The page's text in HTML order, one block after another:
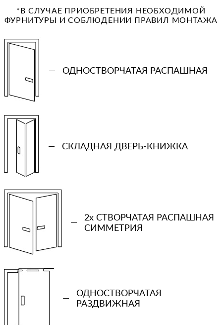
*В СЛУЧАЕ ПРИОБРЕТЕНИЯ НЕОБХОДИМОЙ
ФУРНИТУРЫ И СОБЛЮДЕНИИ ПРАВИЛ МОНТАЖА
— ОДНОСТВОРЧАТАЯ РАСПАШНАЯ
— СКЛАДНАЯ ДВЕРЬ-КНИЖКА
—
2x СТВОРЧАТАЯ РАСПАШНАЯ
СИММЕТРИЯ
—
ОДНОСТВОРЧАТАЯ
РАЗДВИЖНАЯ
+7 (931) 913-51-83
Ваш телефон